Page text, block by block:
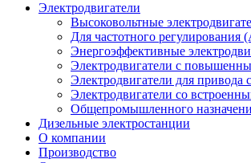
Электродвигатели
Высоковольтные
Для частотного
Энергоэффективные
Электродвигатели с
Электродвигатели для привода
Электродвигатели со
Общепромышленного
Дизельные электростанции
О компании
Производство